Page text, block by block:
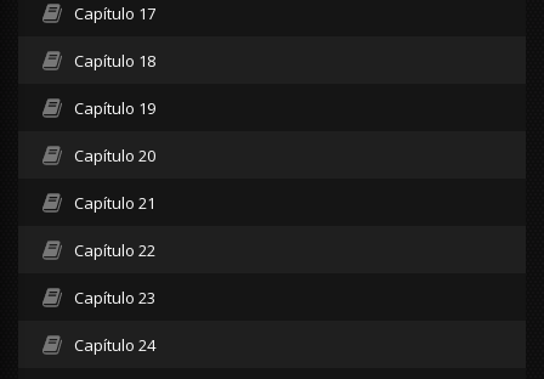
Capítulo 17
Capítulo 18
Capítulo 19
Capítulo 20
Capítulo 21
Capítulo 22
Capítulo 23
Capítulo 24